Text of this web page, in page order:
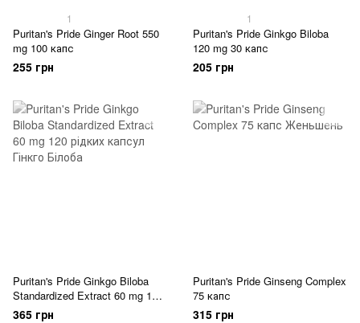
1
Puritan's Pride Ginger Root 550
mg 100 капс
255 грн
1
Puritan's Pride Ginkgo Biloba
120 mg 30 капс
205 грн
Puritan's Pride Ginkgo Biloba
Standardized Extract 60 mg 120
рідких капсул
365 грн
Puritan's Pride Ginseng Complex
75 капс
315 грн